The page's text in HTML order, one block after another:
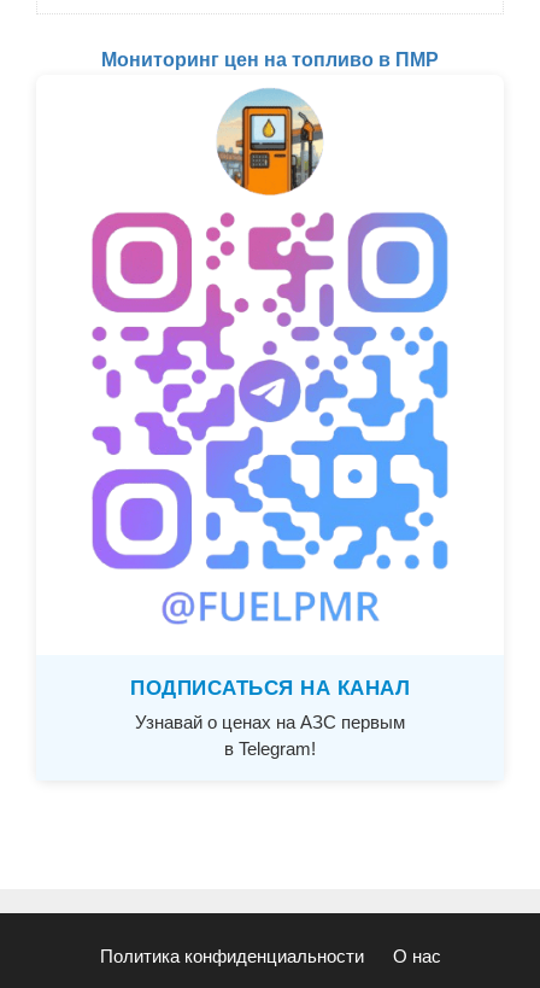
Мониторинг цен на топливо в ПМР
ПОДПИСАТЬСЯ НА КАНАЛ
Узнавай о ценах на АЗС первым
в Telegram!
Политика конфиденциальности О нас